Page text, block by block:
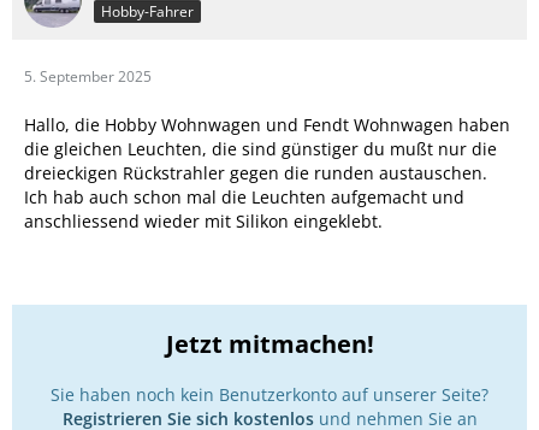
Hobby-Fahrer
5. September 2025
Hallo, die Hobby Wohnwagen und Fendt Wohnwagen haben
die gleichen Leuchten, die sind günstiger du mußt nur die
dreieckigen Rückstrahler gegen die runden austauschen.
Ich hab auch schon mal die Leuchten aufgemacht und
anschliessend wieder mit Silikon eingeklebt.
Jetzt mitmachen!
Sie haben noch kein Benutzerkonto auf unserer Seite?
Registrieren Sie sich kostenlosund nehmen Sie an